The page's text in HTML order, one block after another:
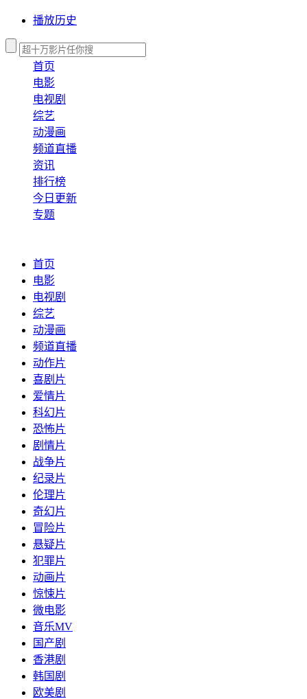
播放历史
首页
电影
电视剧
综艺
动漫画
频道直播
资讯
排行榜
今日更新
专题
首页
电影
电视剧
综艺
动漫画
频道直播
动作片
喜剧片
爱情片
科幻片
恐怖片
剧情片
战争片
纪录片
伦理片
奇幻片
冒险片
悬疑片
犯罪片
动画片
惊悚片
微电影
音乐MV
国产剧
香港剧
韩国剧
欧美剧